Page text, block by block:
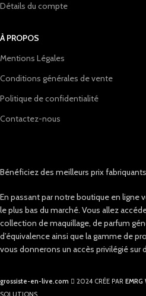
Détails du compte
À PROPOS
Mentions Légales
Conditions générales de vente
Politique de confidentialité
Contactez-nous
Bénéficiez des meilleurs prix
En passant par notre boutique en ligne
le plus bas du marché. Vous allez
collection de maquillage, de parfum
d’équivalence ainsi que la gamme de
vous donnerons un accès privilégié sur
grossiste-en-live.com 2024 CRÉE PAR EMRG
SOLUTIONS.